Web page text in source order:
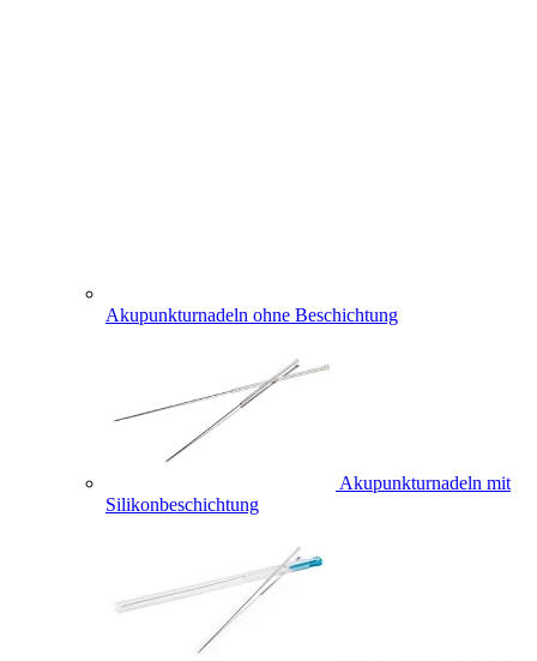
Akupunkturnadeln ohne Beschichtung
Akupunkturnadeln mit
Silikonbeschichtung